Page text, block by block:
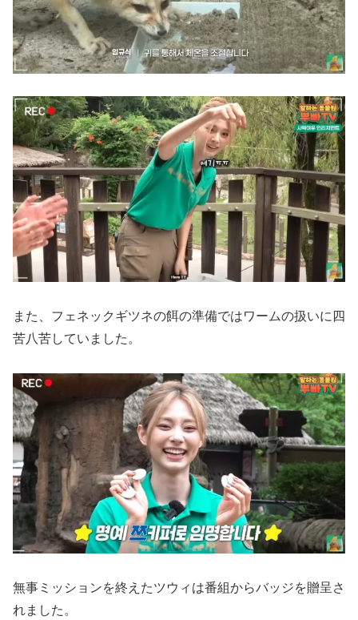
また、フェネックギツネの餌の準備ではワームの扱いに四
苦八苦していました。
無事ミッションを終えたツウィは番組からバッジを贈呈さ
れました。